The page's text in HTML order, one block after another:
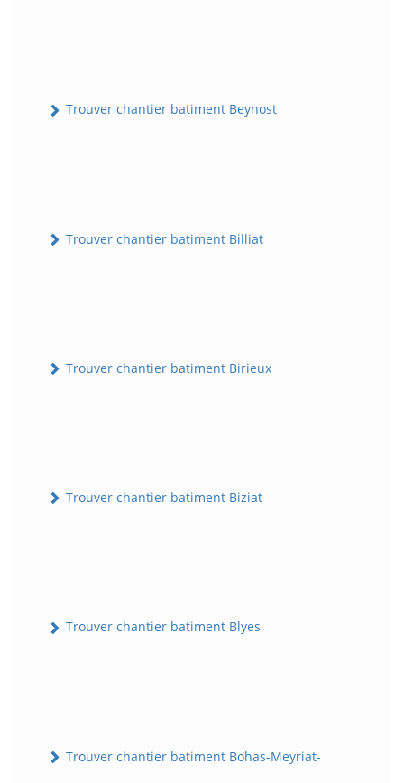
Trouver chantier batiment Beynost
Trouver chantier batiment Billiat
Trouver chantier batiment Birieux
Trouver chantier batiment Biziat
Trouver chantier batiment Blyes
Trouver chantier batiment Bohas-Meyriat-